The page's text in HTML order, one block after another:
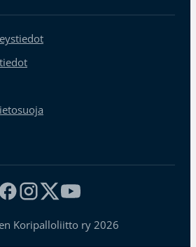
Koripalloliitto ry 2026